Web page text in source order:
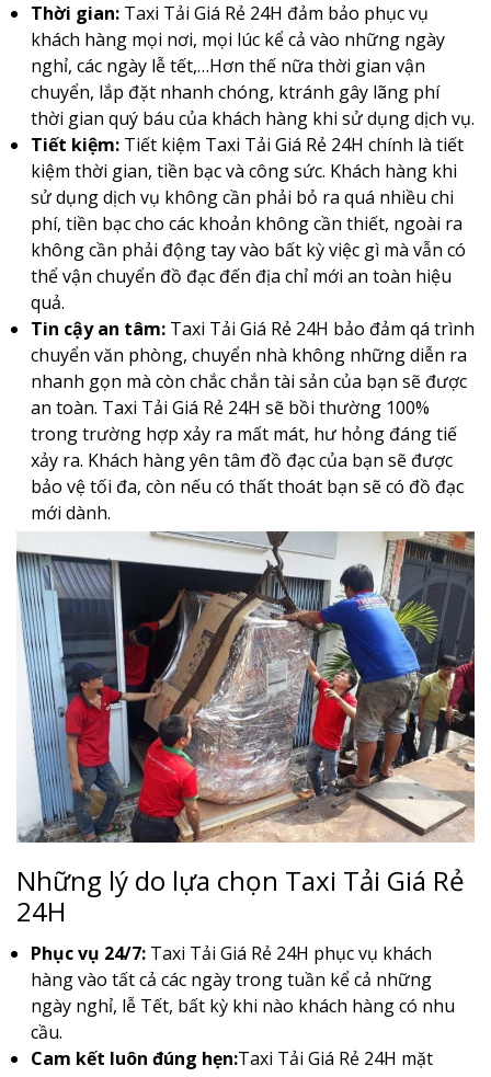
Thời gian: Taxi Tải Giá Rẻ 24H đảm bảo phục vụ
khách hàng mọi nơi, mọi lúc kể cả vào những ngày
nghỉ, các ngày lễ tết,…Hơn thế nữa thời gian vận
chuyển, lắp đặt nhanh chóng, ktránh gây lãng phí
thời gian quý báu của khách hàng khi sử dụng dịch vụ.
Tiết kiệm: Tiết kiệm Taxi Tải Giá Rẻ 24H chính là tiết
kiệm thời gian, tiền bạc và công sức. Khách hàng khi
sử dụng dịch vụ không cần phải bỏ ra quá nhiều chi
phí, tiền bạc cho các khoản không cần thiết, ngoài ra
không cần phải động tay vào bất kỳ việc gì mà vẫn có
thể vận chuyển đồ đạc đến địa chỉ mới an toàn hiệu
quả.
Tin cậy an tâm: Taxi Tải Giá Rẻ 24H bảo đảm qá trình
chuyển văn phòng, chuyển nhà không những diễn ra
nhanh gọn mà còn chắc chắn tài sản của bạn sẽ được
an toàn. Taxi Tải Giá Rẻ 24H sẽ bồi thường 100%
trong trường hợp xảy ra mất mát, hư hỏng đáng tiế
xảy ra. Khách hàng yên tâm đồ đạc của bạn sẽ được
bảo vệ tối đa, còn nếu có thất thoát bạn sẽ có đồ đạc
mới dành.
Những lý do lựa chọn Taxi Tải Giá Rẻ
24H
Phục vụ 24/7:Taxi Tải Giá Rẻ 24H phục vụ khách
hàng vào tất cả các ngày trong tuần kể cả những
ngày nghỉ, lễ Tết, bất kỳ khi nào khách hàng có nhu
cầu.
Cam kết luôn đúng hẹn:Taxi Tải Giá Rẻ 24H mặt